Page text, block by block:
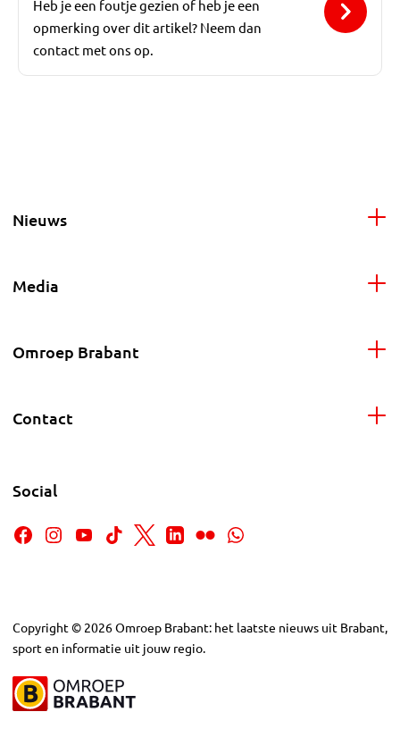
Heb je een foutje gezien of heb je een
opmerking over dit artikel? Neem dan
contact met ons op.
Nieuws
Media
Omroep Brabant
Contact
Social
Copyright © 2026Omroep Brabant: het laatste nieuws uit Brabant,
sport en informatie uit jouw regio.